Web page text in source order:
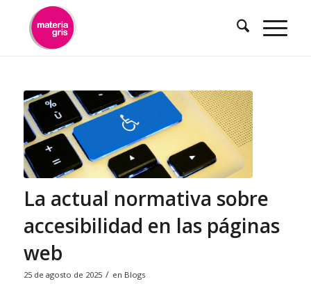
contenido
La actual normativa sobre
accesibilidad en las páginas
web
25 de agosto de 2025 / en Blogs